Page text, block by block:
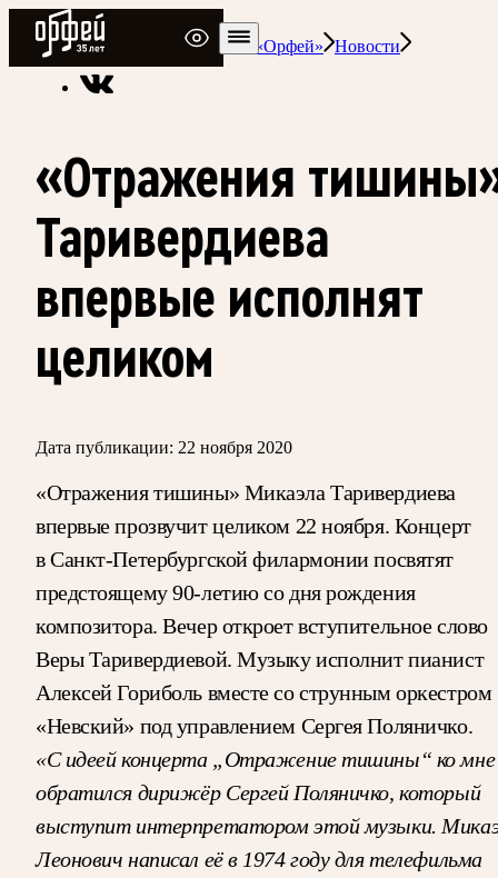
Радио Орфей
Радио классической музыки «Орфей»
Новости
«Отражения
Таривердиева
впервые исполнят
целиком
Дата публикации: 22 ноября 2020
«Отражения тишины» Микаэла Таривердиева
впервые прозвучит целиком 22 ноября. Концерт
в Санкт-Петербургской филармонии посвятят
предстоящему 90-летию со дня рождения
композитора. Вечер откроет вступительное слово
Веры Таривердиевой. Музыку исполнит пианист
Алексей Гориболь вместе со струнным оркестром
«Невский» под управлением Сергея Поляничко.
«С идеей концерта „Отражение тишины“ ко мне
обратился дирижёр Сергей Поляничко, который
выступит интерпретатором этой музыки.
Леонович написал её в 1974 году для телефильма